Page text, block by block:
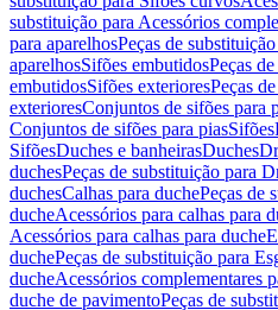
substituição para Acessórios
para aparelhosPeças de
aparelhosSifões embutidosPeças
embutidosSifões exterioresPeças
exterioresConjuntos de sifões para
Conjuntos de sifões para piasSifões
SifõesDuches e banheirasDuches
duchesPeças de substituição para
duchesCalhas para duchePeças de
ducheAcessórios para calhas para
Acessórios para calhas para duche
duchePeças de substituição para
ducheAcessórios complementares
duche de pavimentoPeças de